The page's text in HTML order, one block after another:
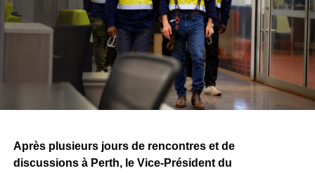
Après plusieurs jours de rencontres et de
discussions à Perth, le Vice-Président du